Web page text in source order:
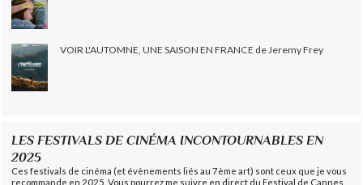
VOIR L'AUTOMNE, UNE SAISON EN FRANCE de Jeremy Frey
LES FESTIVALS DE CINÉMA INCONTOURNABLES EN
2025
Ces festivals de cinéma (et évènements liés au 7ème art) sont ceux que je vous
recommande en 2025. Vous pourrez me suivre en direct du Festival de Cannes,